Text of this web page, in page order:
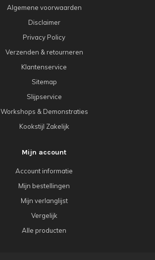
Algemene voorwaarden
Disclaimer
Privacy Policy
Verzenden & retourneren
Klantenservice
Sitemap
Slijpservice
Workshops & Demonstraties
Kookstijl Zakelijk
Mijn account
Account informatie
Mijn bestellingen
Mijn verlanglijst
Vergelijk
Alle producten